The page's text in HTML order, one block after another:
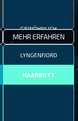
GEWÖHNLICH
MEHR ERFAHREN
LYNGENFJORD
HAARBUTT